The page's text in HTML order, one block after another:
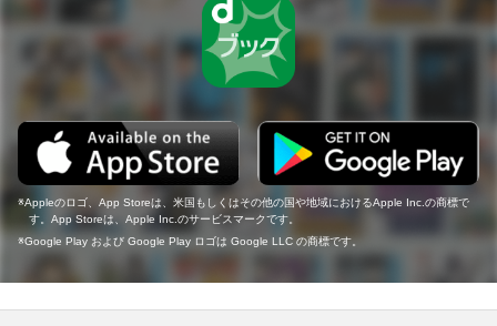
Appleのロゴ、App Storeは、米国もしくはその他の国や地域におけるApple Inc.の商標で
す。App Storeは、Apple Inc.のサービスマークです。
Google Play および Google Play ロゴは Google LLC の商標です。